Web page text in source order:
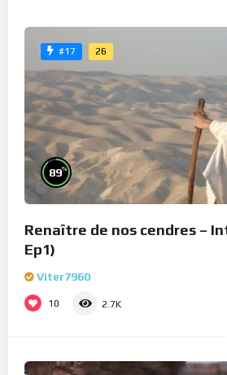
#17 26
89%
Renaître de nos cendres –
Ep1)
Viter7960
10 2.7K